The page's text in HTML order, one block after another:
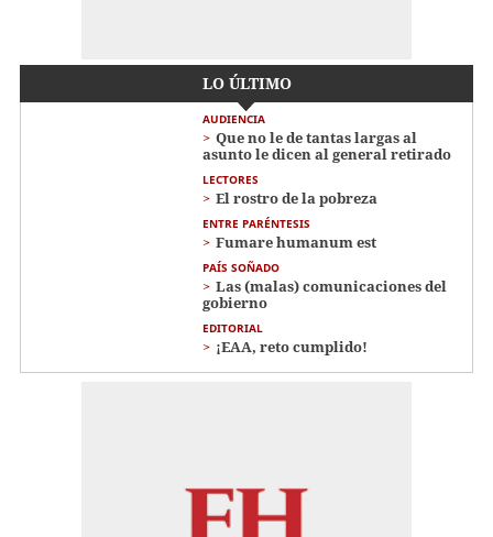
LO ÚLTIMO
AUDIENCIA
Que no le de tantas largas al
asunto le dicen al general retirado
LECTORES
El rostro de la pobreza
ENTRE PARÉNTESIS
Fumare humanum est
PAÍS SOÑADO
Las (malas) comunicaciones del
gobierno
EDITORIAL
¡EAA, reto cumplido!